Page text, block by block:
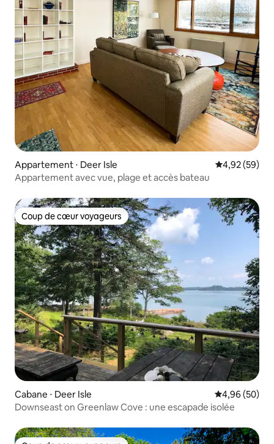
Appartement ⋅ Deer Isle Évaluation
4,92 (59)
Appartement avec vue, plage et accès bateau
Coup de cœur voyageurs
Coup de cœur voyageurs
Cabane ⋅ Deer Isle Évaluation
4,96 (50)
Downseast on Greenlaw Cove : une escapade isolée